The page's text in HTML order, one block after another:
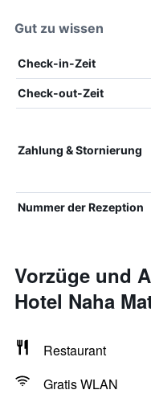
Gut zu wissen
Check-in-Zeit
Check-out-Zeit
Zahlung & Stornierung
Nummer der Rezeption
Vorzüge und
Hotel Naha
Restaurant
Gratis WLAN